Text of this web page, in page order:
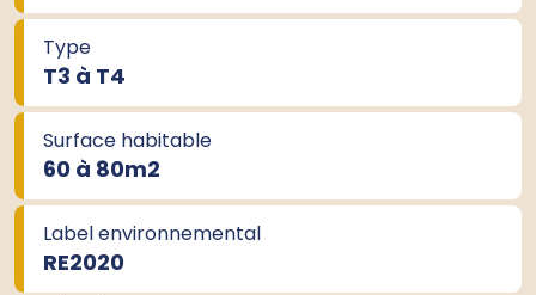
Type
T3 à T4
Surface habitable
60 à 80m2
Label environnemental
RE2020